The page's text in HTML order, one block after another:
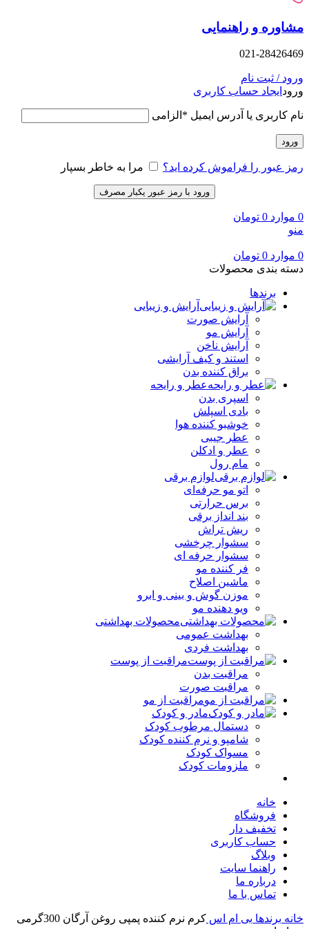
و راهنمایی
021-
/ ثبت نام
ایجاد حساب کاربری
کاربری یا آدرس ایمیل*الزامی
عبور را فراموش کرده اید؟ مرا به خاطر بسپار
ورود با رمز عبور یکبار مصرف
0
تومان
0
تومان
بندی محصولات
برندها
آرایش و زیبایی
آرایش صورت
آرایش مو
آرایش ناخن
استند و کیف آرایشی
براق کننده بدن
عطر و رایحه
اسپری بدن
بادی اسپلش
خوشبو کننده هوا
عطر جیبی
عطر و ادکلن
مام رول
لوازم برقی
اتو مو حرفه‌ای
برس حرارتی
بند انداز برقی
ریش تراش
سشوار چرخشی
سشوار حرفه ای
فر کننده‌ مو
ماشین اصلاح
موزن گوش و بینی و ابرو
ویو دهنده مو
محصولات بهداشتی
بهداشت عمومی
بهداشت فردی
مراقبت از پوست
مراقبت بدن
مراقبت صورت
مراقبت از مو
مادر و کودک
دستمال مرطوب کودک
شامپو و نرم کننده کودک
مسواک کودک
ملزومات کودک
خانه
فروشگاه
تخفیف دار
حساب کاربری
وبلاگ
راهنما سایت
درباره ما
تماس با ما
برندهابی ام اس
کرم نرم کننده پمپی روغن آرگان 300گرمی